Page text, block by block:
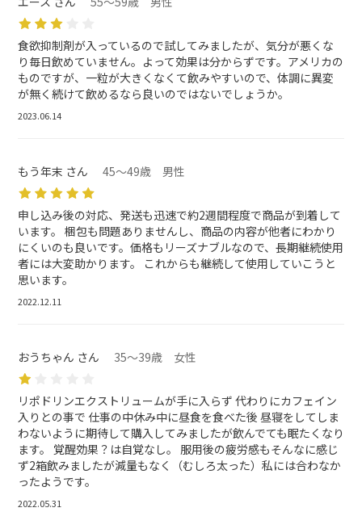
食欲抑制剤が入っているので試してみましたが、気分が悪くな
り毎日飲めていません。よって効果は分からずです。アメリカの
ものですが、一粒が大きくなくて飲みやすいので、体調に異変
が無く続けて飲めるなら良いのではないでしょうか。
2023.06.14
もう年末 さん 45～49歳 男性
申し込み後の対応、発送も迅速で約2週間程度で商品が到着して
います。 梱包も問題ありませんし、商品の内容が他者にわかり
にくいのも良いです。価格もリーズナブルなので、長期継続使用
者には大変助かります。 これからも継続して使用していこうと
思います。
2022.12.11
おうちゃん さん 35～39歳 女性
リポドリンエクストリュームが手に入らず 代わりにカフェイン
入りとの事で 仕事の中休み中に昼食を食べた後 昼寝をしてしま
わないように期待して購入してみましたが飲んでても眠たくなり
ます。 覚醒効果？は自覚なし。 服用後の疲労感もそんなに感じ
ず2箱飲みましたが減量もなく（むしろ太った）私には合わなか
ったようです。
2022.05.31